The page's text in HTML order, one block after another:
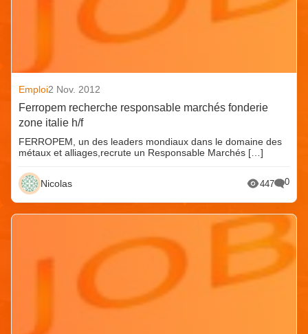
Emploi2 Nov. 2012
Ferropem recherche responsable marchés fonderie
zone italie h/f
FERROPEM, un des leaders mondiaux dans le domaine des
métaux et alliages,recrute un Responsable Marchés […]
Nicolas 447 0